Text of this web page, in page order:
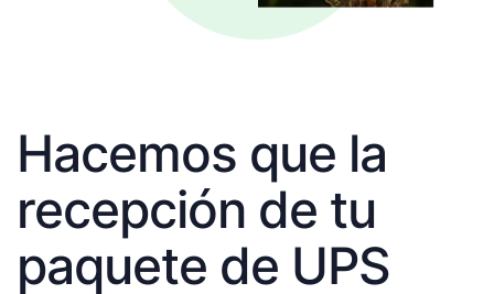
Hacemos que la
recepción de tu
paquete de UPS